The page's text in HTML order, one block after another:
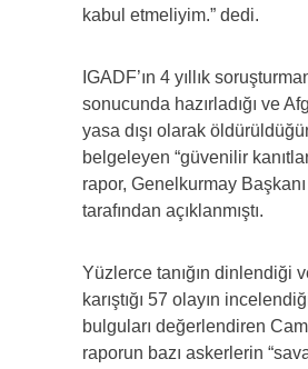
kabul etmeliyim.” dedi.
IGADF’ın 4 yıllık
sonucunda hazırladığı ve
yasa dışı olarak
belgeleyen “güvenilir
rapor, Genelkurmay Başkanı
tarafından açıklanmıştı.
Yüzlerce tanığın dinlendiği
karıştığı 57 olayın
bulguları değerlendiren
raporun bazı askerlerin